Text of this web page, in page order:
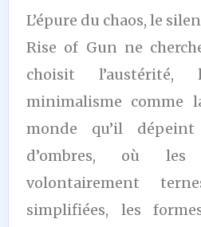
L’épure du chaos, le
Rise of Gun ne
choisit
minimalisme comme
monde qu’il
d’ombres, où les
volontairement
simplifiées, les